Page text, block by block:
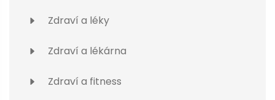
Zdraví a léky
Zdraví a lékárna
Zdraví a fitness